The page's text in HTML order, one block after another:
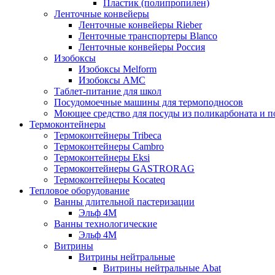
Пластик (полипропилен)
Ленточные конвейеры
Ленточные конвейеры Rieber
Ленточные транспортеры Blanco
Ленточные конвейеры Россия
Изобоксы
Изобоксы Melform
Изобоксы AMC
Таблет-питание для школ
Посудомоечные машины для термоподносов
Моющее средство для посуды из поликарбоната и
Термоконтейнеры
Термоконтейнеры Tribeca
Термоконтейнеры Cambro
Термоконтейнеры Eksi
Термоконтейнеры GASTRORAG
Термоконтейнеры Kocateq
Тепловое оборудование
Ванны длительной пастеризации
Эльф 4М
Ванны технологические
Эльф 4М
Витрины
Витрины нейтральные
Витрины нейтральные Abat